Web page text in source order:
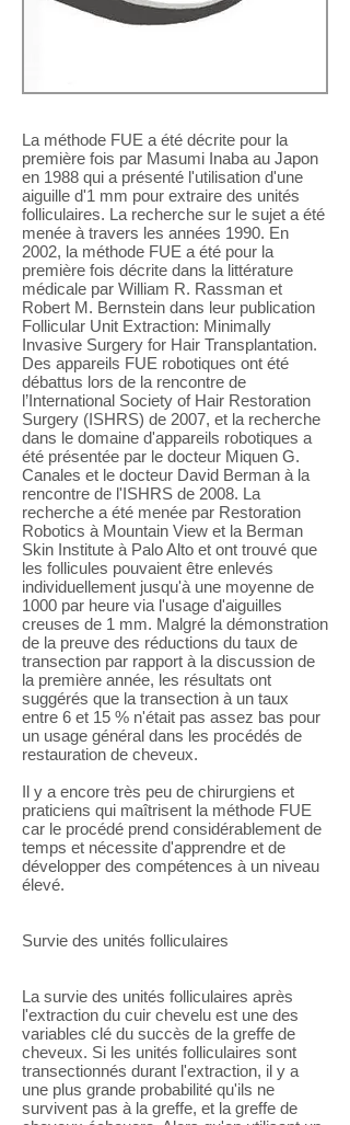
La méthode FUE a été décrite pour la
première fois par Masumi Inaba au Japon
en 1988 qui a présenté l'utilisation d'une
aiguille d'1 mm pour extraire des unités
folliculaires. La recherche sur le sujet a été
menée à travers les années 1990. En
2002, la méthode FUE a été pour la
première fois décrite dans la littérature
médicale par William R. Rassman et
Robert M. Bernstein dans leur publication
Follicular Unit Extraction: Minimally
Invasive Surgery for Hair Transplantation.
Des appareils FUE robotiques ont été
débattus lors de la rencontre de
l’International Society of Hair Restoration
Surgery (ISHRS) de 2007, et la recherche
dans le domaine d'appareils robotiques a
été présentée par le docteur Miquen G.
Canales et le docteur David Berman à la
rencontre de l'ISHRS de 2008. La
recherche a été menée par Restoration
Robotics à Mountain View et la Berman
Skin Institute à Palo Alto et ont trouvé que
les follicules pouvaient être enlevés
individuellement jusqu'à une moyenne de
1000 par heure via l'usage d'aiguilles
creuses de 1 mm. Malgré la démonstration
de la preuve des réductions du taux de
transection par rapport à la discussion de
la première année, les résultats ont
suggérés que la transection à un taux
entre 6 et 15 % n'était pas assez bas pour
un usage général dans les procédés de
restauration de cheveux.
Il y a encore très peu de chirurgiens et
praticiens qui maîtrisent la méthode FUE
car le procédé prend considérablement de
temps et nécessite d'apprendre et de
développer des compétences à un niveau
élevé.
Survie des unités folliculaires
La survie des unités folliculaires après
l'extraction du cuir chevelu est une des
variables clé du succès de la greffe de
cheveux. Si les unités folliculaires sont
transectionnés durant l'extraction, il y a
une plus grande probabilité qu'ils ne
survivent pas à la greffe, et la greffe de